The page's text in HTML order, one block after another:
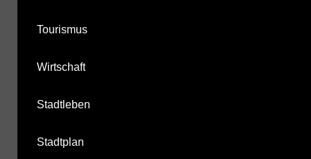
Tourismus
Wirtschaft
Stadtleben
Stadtplan